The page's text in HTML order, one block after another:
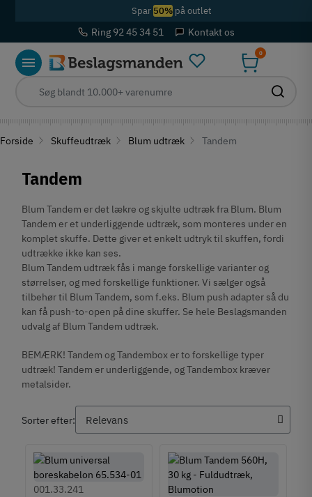
Spar 50%på outlet
Ring 92 45 34 51 Kontakt os
0
Forside Skuffeudtræk Blum udtræk Tandem
Tandem
Blum Tandem er det lækre og skjulte udtræk fra Blum. Blum
Tandem er et underliggende udtræk, som monteres under en
komplet skuffe. Dette giver et enkelt udtryk til skuffen, fordi
udtrække ikke kan ses.
Blum Tandem udtræk fås i mange forskellige varianter og
størrelser, og med forskellige funktioner. Vi sælger også
tilbehør til Blum Tandem, som f.eks. Blum push adapter så du
kan få push-to-open på dine skuffer. Se hele Beslagsmanden
udvalg af Blum Tandem udtræk.
BEMÆRK! Tandem og Tandembox er to forskellige typer
udtræk! Tandem er underliggende, og Tandembox kræver
metalsider.
Sorter efter:
001.33.241